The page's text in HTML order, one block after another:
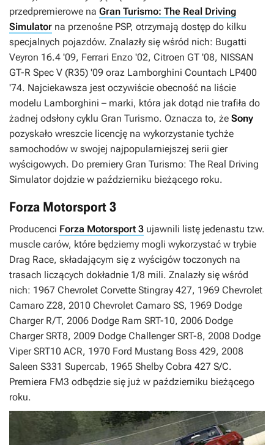
przedpremierowe na Gran Turismo: The Real Driving
Simulator na przenośne PSP, otrzymają dostęp do kilku
specjalnych pojazdów. Znalazły się wśród nich: Bugatti
Veyron 16.4 '09, Ferrari Enzo '02, Citroen GT '08, NISSAN
GT-R Spec V (R35) '09 oraz Lamborghini Countach LP400
'74. Najciekawsza jest oczywiście obecność na liście
modelu Lamborghini – marki, która jak dotąd nie trafiła do
żadnej odsłony cyklu Gran Turismo. Oznacza to, że Sony
pozyskało wreszcie licencję na wykorzystanie tychże
samochodów w swojej najpopularniejszej serii gier
wyścigowych. Do premiery Gran Turismo: The Real Driving
Simulatordojdzie w październiku bieżącego roku.
Forza Motorsport 3
Producenci Forza Motorsport 3 ujawnili listę jedenastu tzw.
muscle carów, które będziemy mogli wykorzystać w trybie
Drag Race, składającym się z wyścigów toczonych na
trasach liczących dokładnie 1/8 mili. Znalazły się wśród
nich: 1967 Chevrolet Corvette Stingray 427, 1969 Chevrolet
Camaro Z28, 2010 Chevrolet Camaro SS, 1969 Dodge
Charger R/T, 2006 Dodge Ram SRT-10, 2006 Dodge
Charger SRT8, 2009 Dodge Challenger SRT-8, 2008 Dodge
Viper SRT10 ACR, 1970 Ford Mustang Boss 429, 2008
Saleen S331 Supercab, 1965 Shelby Cobra 427 S/C.
Premiera FM3 odbędzie się już w październiku bieżącego
roku.